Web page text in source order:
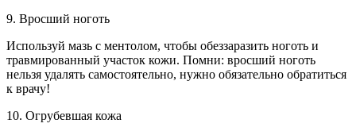
9. Вросший ноготь
Используй мазь с ментолом, чтобы обеззаразить ноготь и
травмированный участок кожи. Помни: вросший ноготь
нельзя удалять самостоятельно, нужно обязательно обратиться
к врачу!
10. Огрубевшая кожа